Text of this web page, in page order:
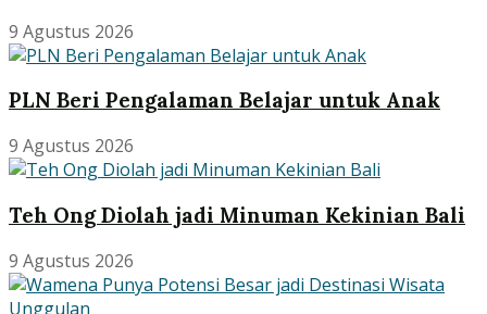
9 Agustus 2026
PLN Beri Pengalaman Belajar untuk Anak
9 Agustus 2026
Teh Ong Diolah jadi Minuman Kekinian Bali
9 Agustus 2026